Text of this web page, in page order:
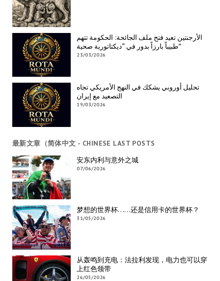
الأرجنتين تعيد فتح ملف الجائحة: الحكومة تتهم
طبيباً بارزاً بدور في “ديكتاتورية صحية”
23/03/2026
تحليل أوروبي يشكك في النهج الأمريكي تجاه
التصعيد مع إيران
19/03/2026
最新文章（简体中文 - CHINESE LAST POSTS
安东内利与意外之城
07/06/2026
梦想的世界杯……还是信用卡的世界杯？
31/05/2026
从轰鸣到充电：法拉利发现，电力也可以穿
上红色领带
26/05/2026